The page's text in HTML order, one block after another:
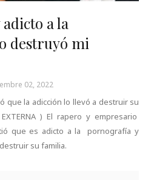
adicto a la
destruyó mi
02, 2022
que la adicción lo llevó a destruir su
) El rapero y empresario
que es adicto a la pornografía y
su familia.